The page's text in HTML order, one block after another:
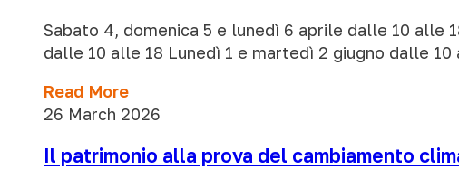
Sabato 4, domenica 5 e lunedì 6 aprile dalle 10 alle
dalle 10 alle 18 Lunedì 1 e martedì 2 giugno dalle 10
Read More
26 March 2026
Il patrimonio alla prova del cambiamento